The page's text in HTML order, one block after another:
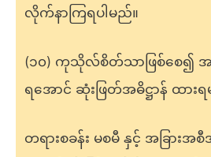
လိုက်နာကြရပါမည်။
(၁၀) ကုသိုလ်စိတ်သာဖြစ်စေ၍
ရအောင် ဆုံးဖြတ်အဓိဋ္ဌာန် ထား
တရားစခန်း မစမီ နှင့် အခြားအ